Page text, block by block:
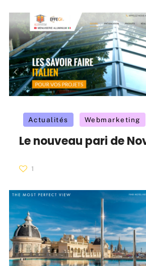
Actualités Webmarketing
Le nouveau pari de
1